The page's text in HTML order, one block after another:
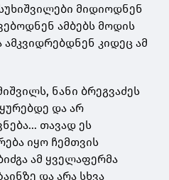
მიდიოდნენ
ამბებს მოდის
კიდეც ამ
ნანი ბრეგვაძეს
და არ
თავად ეს
იყო ჩემთვის
ამ ყველაფერმა
და არა სხვა